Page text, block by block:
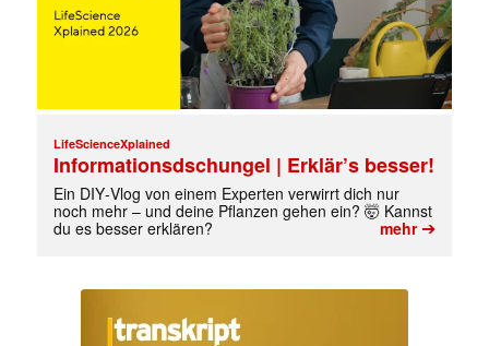
LifeScienceXplained
Informationsdschungel | Erklär’s besser!
Ein DIY‑Vlog von einem Experten verwirrt dich nur
noch mehr – und deine Pflanzen gehen ein? 🤯 Kannst
du es besser erklären?
mehr➔